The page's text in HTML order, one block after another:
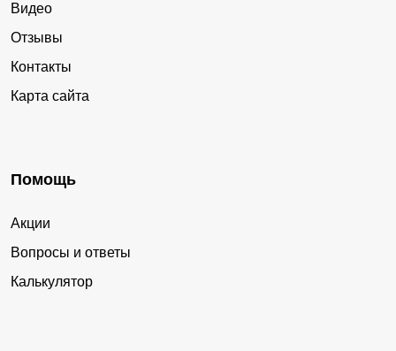
Видео
Отзывы
Контакты
Карта сайта
Помощь
Акции
Вопросы и ответы
Калькулятор